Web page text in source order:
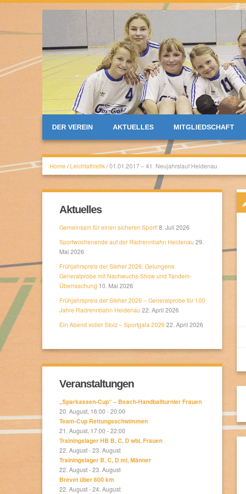
DER VEREIN AKTUELLES MITGLIEDSCHAFT
Home / Leichtathletik/01.01.2017 – 41. Neujahrslauf Heidenau
Aktuelles
Gemeinsam für einen sicheren Sport!8. Juli 2026
Sportwochenende auf der Radrennbahn Heidenau 29.
Mai 2026
Frühjahrspreis der Steher 2026: Gelungene
Generalprobe mit Nachwuchs-Show und Tandem-
Überraschung 10. Mai 2026
Frühjahrspreis der Steher 2026 – Generalprobe für 100
Jahre Radrennbahn Heidenau 22. April 2026
Ein Abend voller Stolz – Sportgala 2026 22. April 2026
Veranstaltungen
„Sparkassen-Cup“ – Beach-Handballturnier Frauen
20. August, 16:00 -20:00
Team-Cup Rettungsschwimmen
21. August, 17:00 -22:00
Trainingslager HB B, C, D wbl, Frauen
22. August-23. August
Trainingslager B, C, D ml, Männer
22. August-23. August
Brevet über 600 km
22. August-24. August